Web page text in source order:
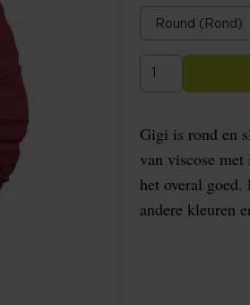
Gigi is rond en
van viscose
het overal
andere kleuren